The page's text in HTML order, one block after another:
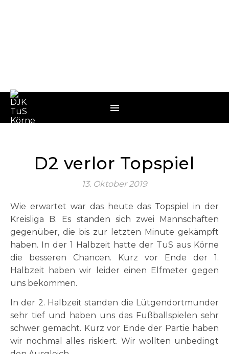
D2 verlor Topspiel
13. Oktober 2019
Wie erwartet war das heute das Topspiel in der
Kreisliga B. Es standen sich zwei Mannschaften
gegenüber, die bis zur letzten Minute gekämpft
haben. In der 1 Halbzeit hatte der TuS aus Körne
die besseren Chancen. Kurz vor Ende der 1.
Halbzeit haben wir leider einen Elfmeter gegen
uns bekommen.
In der 2. Halbzeit standen die Lütgendortmunder
sehr tief und haben uns das Fußballspielen sehr
schwer gemacht. Kurz vor Ende der Partie haben
wir nochmal alles riskiert. Wir wollten unbedingt